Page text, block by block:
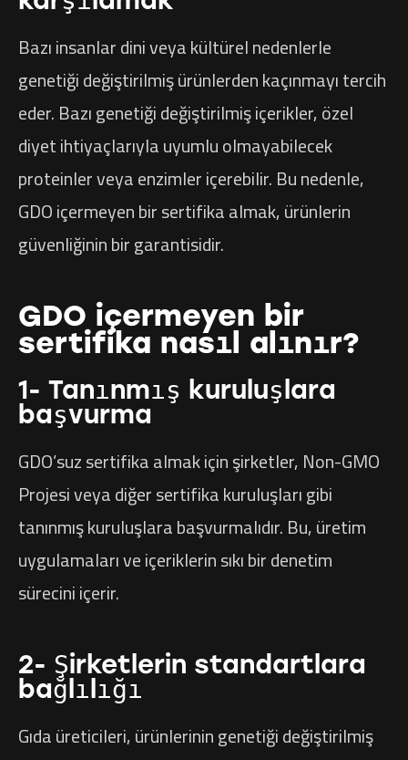
Bazı insanlar dini veya kültürel nedenlerle
genetiği değiştirilmiş ürünlerden kaçınmayı tercih
eder. Bazı genetiği değiştirilmiş içerikler, özel
diyet ihtiyaçlarıyla uyumlu olmayabilecek
proteinler veya enzimler içerebilir. Bu nedenle,
GDO içermeyen bir sertifika almak, ürünlerin
güvenliğinin bir garantisidir.
GDO içermeyen bir
sertifika nasıl alınır?
1- Tanınmış kuruluşlara
başvurma
GDO’suz sertifika almak için şirketler, Non-GMO
Projesi veya diğer sertifika kuruluşları gibi
tanınmış kuruluşlara başvurmalıdır. Bu, üretim
uygulamaları ve içeriklerin sıkı bir denetim
sürecini içerir.
2- Şirketlerin standartlara
bağlılığı
Gıda üreticileri, ürünlerinin genetiği değiştirilmiş